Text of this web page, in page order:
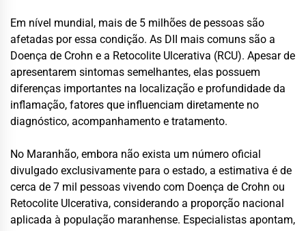
Em nível mundial, mais de 5 milhões de pessoas são
afetadas por essa condição. As DII mais comuns são a
Doença de Crohn e a Retocolite Ulcerativa (RCU). Apesar de
apresentarem sintomas semelhantes, elas possuem
diferenças importantes na localização e profundidade da
inflamação, fatores que influenciam diretamente no
diagnóstico, acompanhamento e tratamento.
No Maranhão, embora não exista um número oficial
divulgado exclusivamente para o estado, a estimativa é de
cerca de 7 mil pessoas vivendo com Doença de Crohn ou
Retocolite Ulcerativa, considerando a proporção nacional
aplicada à população maranhense. Especialistas apontam,